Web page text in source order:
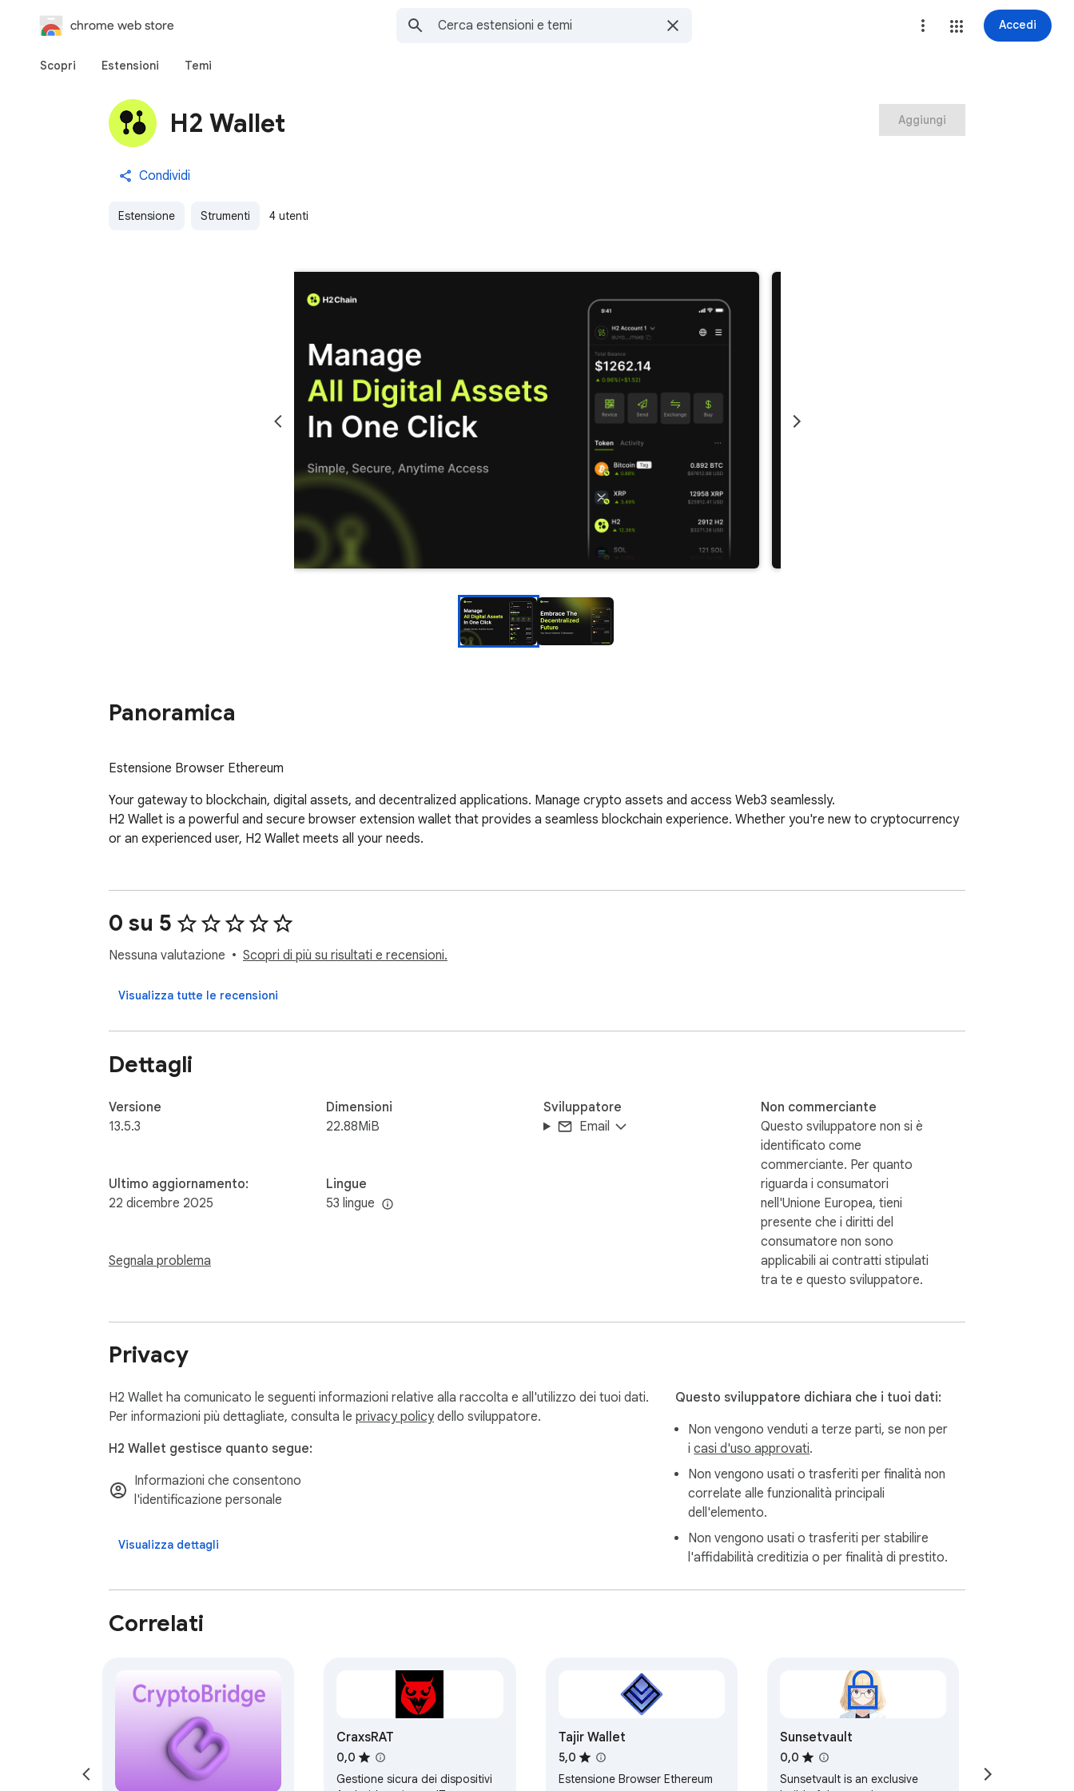
chrome web store Accedi
Scopri Estensioni Temi
H2 Wallet
Condividi
Estensione Strumenti 4 utenti
Aggiungi
Panoramica
Estensione Browser Ethereum
Your gateway to blockchain, digital assets, and decentralized applications. Manage crypto assets and access Web3 seamlessly.
H2 Wallet is a powerful and secure browser extension wallet that provides a seamless blockchain experience. Whether you're new to cryptocurrency
or an experienced user, H2 Wallet meets all your needs.
0 su 5
Nessuna valutazione Scopri di più su risultati e recensioni.
Visualizza tutte le recensioni
Dettagli
Versione
13.5.3
Ultimo aggiornamento:
22 dicembre 2025
Segnala problema
Dimensioni
22.88MiB
Lingue
53 lingue
Sviluppatore
Email
Non commerciante
Questo sviluppatore non si è
identificato come
commerciante. Per quanto
riguarda i consumatori
nell'Unione Europea, tieni
presente che i diritti del
consumatore non sono
applicabili ai contratti stipulati
tra te e questo sviluppatore.
Privacy
H2 Wallet ha comunicato le seguenti informazioni relative alla raccolta e all'utilizzo dei tuoi dati.
Per informazioni più dettagliate, consulta le privacy policydello sviluppatore.
H2 Wallet gestisce quanto segue:
Informazioni che consentono
l'identificazione personale
Visualizza dettagli
Questo sviluppatore dichiara che i tuoi dati:
Non vengono venduti a terze parti, se non per
icasi d'uso approvati.
Non vengono usati o trasferiti per finalità non
correlate alle funzionalità principali
dell'elemento.
Non vengono usati o trasferiti per stabilire
l'affidabilità creditizia o per finalità di prestito.
Correlati
CraxsRAT
0,0
Gestione sicura dei dispositivi
Tajir Wallet
5,0
Estensione Browser Ethereum
Sunsetvault
0,0
Sunsetvault is an exclusive